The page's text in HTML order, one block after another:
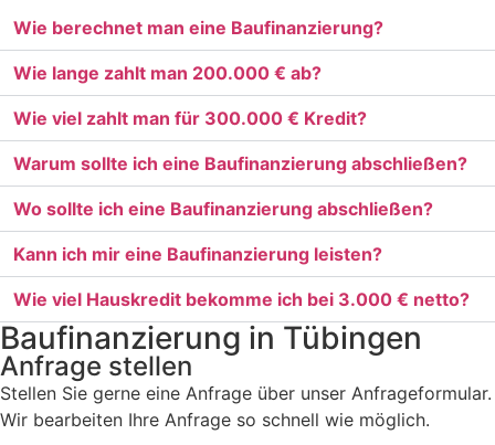
Wie berechnet man eine Baufinanzierung?
Wie lange zahlt man 200.000 € ab?
Wie viel zahlt man für 300.000 € Kredit?
Warum sollte ich eine Baufinanzierung abschließen?
Wo sollte ich eine Baufinanzierung abschließen?
Kann ich mir eine Baufinanzierung leisten?
Wie viel Hauskredit bekomme ich bei 3.000 € netto?
Baufinanzierung in Tübingen
Anfrage stellen
Stellen Sie gerne eine Anfrage über unser Anfrageformular.
Wir bearbeiten Ihre Anfrage so schnell wie möglich.